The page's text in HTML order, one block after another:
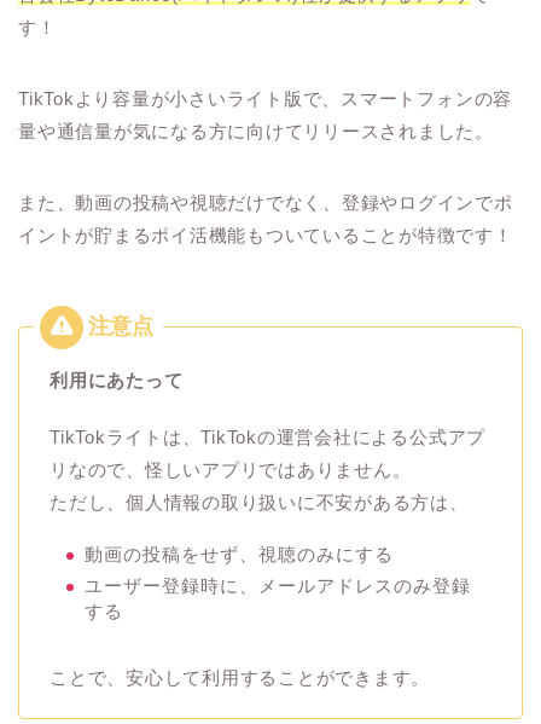
す！
TikTokより容量が小さいライト版で、スマートフォンの容
量や通信量が気になる方に向けてリリースされました。
また、動画の投稿や視聴だけでなく、登録やログインでポ
イントが貯まるポイ活機能もついていることが特徴です！
利用にあたって
TikTokライトは、TikTokの運営会社による公式アプ
リなので、怪しいアプリではありません。
ただし、個人情報の取り扱いに不安がある方は、
動画の投稿をせず、視聴のみにする
ユーザー登録時に、メールアドレスのみ登録
する
ことで、安心して利用することができます。